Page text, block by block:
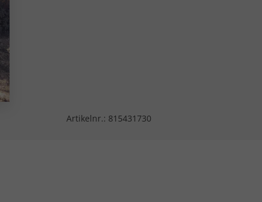
Artikelnr.: 815431730